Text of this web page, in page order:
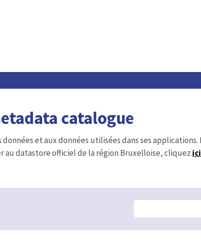
catalogue
et aux données utilisées dans ses
au datastore officiel de la région Bruxelloise, cliquez ici